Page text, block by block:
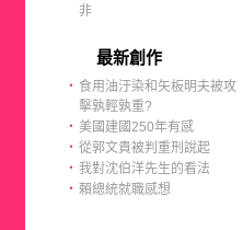
非
最新創作
‧ 食用油汙染和矢板明夫被攻
擊孰輕孰重?
‧ 美國建國250年有感
‧ 從郭文貴被判重刑說起
‧ 我對沈伯洋先生的看法
‧ 賴總統就職感想